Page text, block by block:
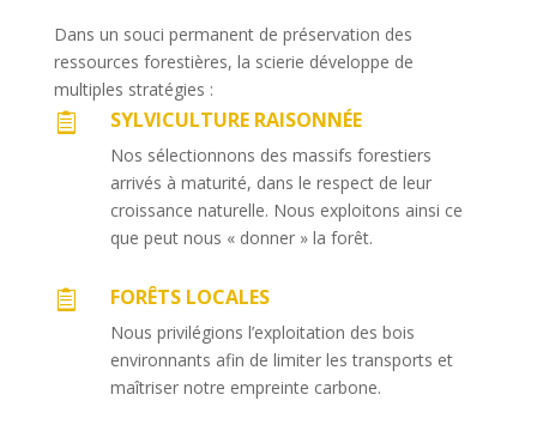
Dans un souci permanent de préservation des
ressources forestières, la scierie développe de
multiples stratégies :
 SYLVICULTURE RAISONNÉE
Nos sélectionnons des massifs forestiers
arrivés à maturité, dans le respect de leur
croissance naturelle. Nous exploitons ainsi ce
que peut nous « donner » la forêt.
 FORÊTS LOCALES
Nous privilégions l’exploitation des bois
environnants afin de limiter les transports et
maîtriser notre empreinte carbone.